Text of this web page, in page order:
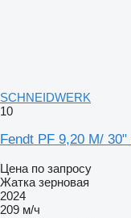
SCHNEIDWERK
10
Fendt PF 9,20 M/
Цена по запросу
Жатка зерновая
2024
209 м/ч